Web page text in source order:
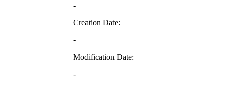
-
Creation Date:
-
Modification Date:
-